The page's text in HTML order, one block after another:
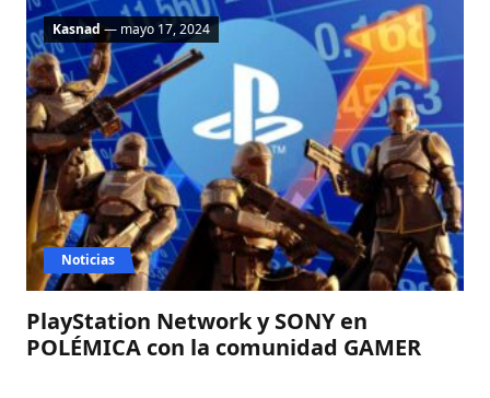
PlayStation Network y SONY en
POLÉMICA con la comunidad GAMER
Noticias
Kasnad— mayo 17, 2024